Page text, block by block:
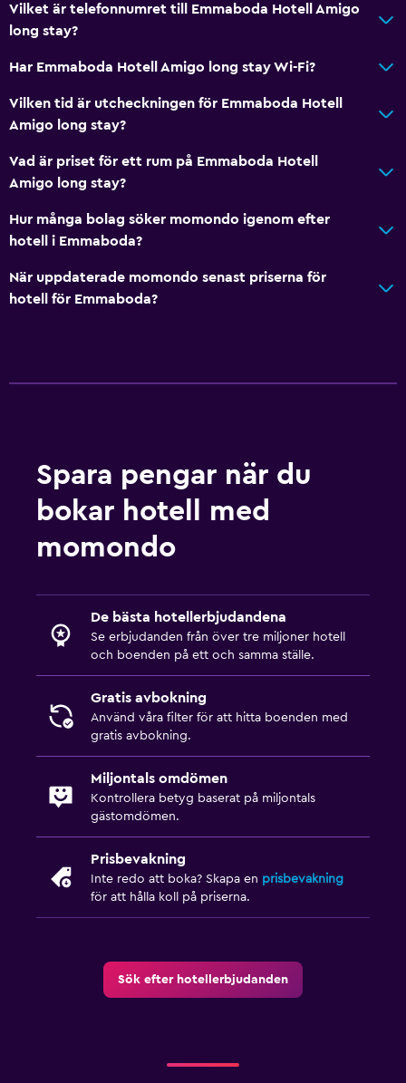
Tillgänglig parkering
Rökning förbjuden
Fjäderfri kudde
Toalett med stödhandtag
Övre våningar nås med hiss
Privat ingång
Elektrisk vattenkokare
Mikrovågsugn
Badrum
Dusch
Toalett
Toalettpapper
Strykjärn och strykbräda
Torkställ för kläder
Tvättmaskin
Uttag nära sängen
Vilket är telefonnumret till Emmaboda Hotell Amigo
long stay?
Har Emmaboda Hotell Amigo long stay Wi-Fi?
Vilken tid är utcheckningen för Emmaboda Hotell
Amigo long stay?
Vad är priset för ett rum på Emmaboda Hotell
Amigo long stay?
Hur många bolag söker momondo igenom efter
hotell i Emmaboda?
När uppdaterade momondo senast priserna för
hotell för Emmaboda?
Spara pengar när du
bokar hotell med
momondo
De bästa hotellerbjudandena
Se erbjudanden från över tre miljoner hotell
och boenden på ett och samma ställe.
Gratis avbokning
Använd våra filter för att hitta boenden med
gratis avbokning.
Miljontals omdömen
Kontrollera betyg baserat på miljontals
gästomdömen.
Prisbevakning
Inte redo att boka? Skapa en prisbevakning
för att hålla koll på priserna.
Sök efter hotellerbjudanden